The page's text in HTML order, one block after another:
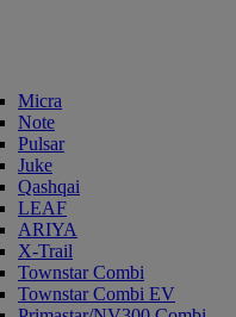
Micra
Note
Pulsar
Juke
Qashqai
LEAF
ARIYA
X-Trail
Townstar Combi
Townstar Combi EV